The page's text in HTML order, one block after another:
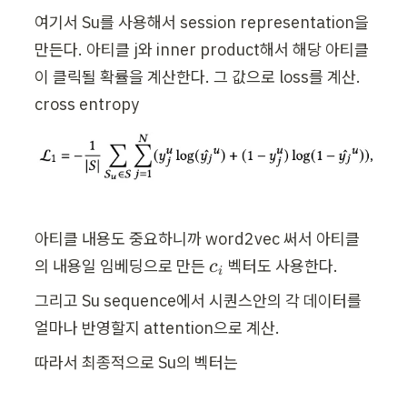
여기서 Su를 사용해서 session representation을
만든다. 아티클 j와 inner product해서 해당 아티클
이 클릭될 확률을 계산한다. 그 값으로 loss를 계산.
cross entropy
아티클 내용도 중요하니까 word2vec 써서 아티클
의 내용일 임베딩으로 만든 c
i
ci 벡터도 사용한다.
그리고 Su sequence에서 시퀀스안의 각 데이터를
얼마나 반영할지 attention으로 계산.
따라서 최종적으로 Su의 벡터는